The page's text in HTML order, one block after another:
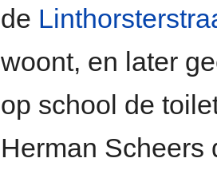
de
woont, en later
op school de
Herman Scheers